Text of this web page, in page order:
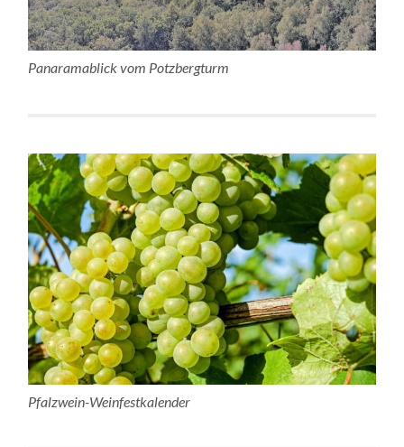
Panaramablick vom Potzbergturm
Pfalzwein-Weinfestkalender